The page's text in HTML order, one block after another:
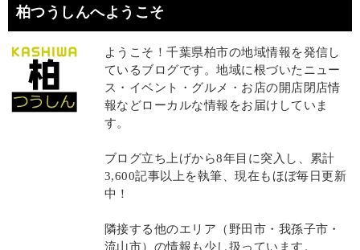
柏つうしんへようこそ
ようこそ！千葉県柏市の地域情報を発信し
ているブログです。地域に根づいたニュー
ス・イベント・グルメ・お店の開店閉店情
報などローカルな情報をお届けしていま
す。
ブログ立ち上げから8年目に突入し、累計
3,600記事以上を執筆、現在もほぼ毎日更新
中！
隣接する他のエリア（野田市・我孫子市・
流山市）の情報も少し扱っています。